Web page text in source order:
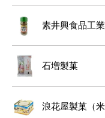
素井興食品工
石増製菓
浪花屋製菓（米